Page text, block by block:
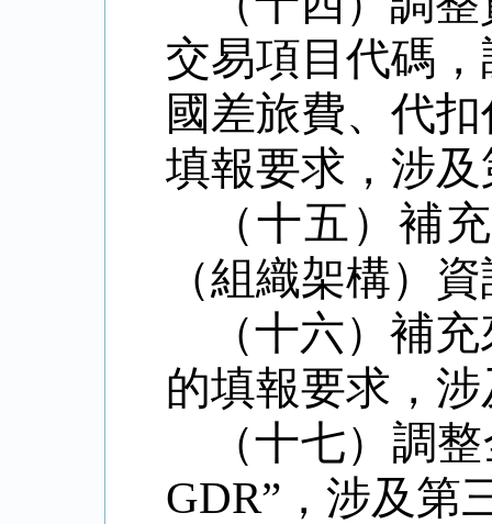
交易項目代碼
國差旅費、代
填報要求，涉
（十五）補
（組織架構）
（十六）補
的填報要求，
（十七）調
GDR” ，涉及第